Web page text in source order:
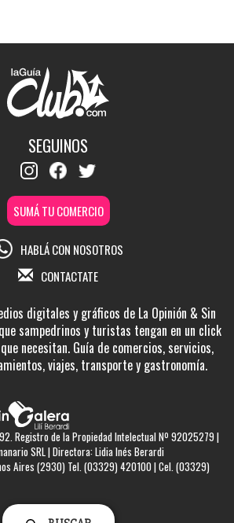
SEGUINOS
SUMÁ TU COMERCIO
HABLÁ CON NOSOTROS
CONTACTATE
digitales y gráficos de La Opinión & Sin
sampedrinos y turistas tengan en un click
necesitan. Guía de comercios, servicios,
viajes, transporte y gastronomía.
Registro de la Propiedad Intelectual Nº 92025279 |
SRL | Directora: Lidia Inés Berardi
Aires (2930) Tel. (03329) 420100 | Cel. (03329)